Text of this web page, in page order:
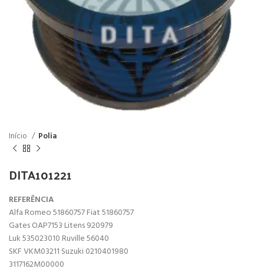
Início Polia
DITA101221
REFERÊNCIA
Alfa Romeo 51860757 Fiat 51860757
Gates OAP7153 Litens 920979
Luk 535023010 Ruville 56040
SKF VKM03211 Suzuki 0210401980
3117162M00000